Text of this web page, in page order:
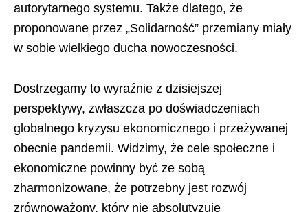
autorytarnego systemu. Także dlatego, że
proponowane przez „Solidarność” przemiany miały
w sobie wielkiego ducha nowoczesności.
Dostrzegamy to wyraźnie z dzisiejszej
perspektywy, zwłaszcza po doświadczeniach
globalnego kryzysu ekonomicznego i przeżywanej
obecnie pandemii. Widzimy, że cele społeczne i
ekonomiczne powinny być ze sobą
zharmonizowane, że potrzebny jest rozwój
zrównoważony, który nie absolutyzuje